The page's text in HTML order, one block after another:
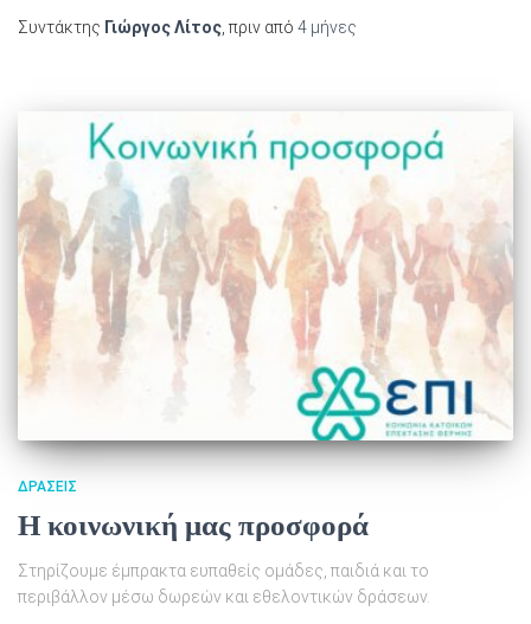
Συντάκτης Γιώργος Λίτος , πριν από 4 μήνες
ΔΡΆΣΕΙΣ
Η κοινωνική μας προσφορά
Στηρίζουμε έμπρακτα ευπαθείς ομάδες, παιδιά και το
περιβάλλον μέσω δωρεών και εθελοντικών δράσεων.